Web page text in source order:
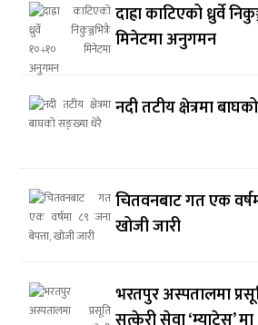
दाह्रा काटिएको ध्रुर्वे
मिनेटमा अनुगमन
नदी तटीय क्षेत्रमा
चितवनबाट गत एक
खोजी जारी
भरतपुर अस्पतालमा